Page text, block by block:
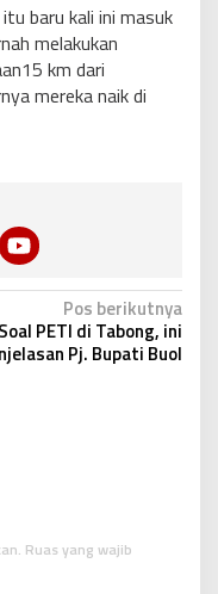
baru kali ini masuk
melakukan
km dari
mereka naik di
Pos berikutnya
Soal PETI di Tabong, ini
Pj. Bupati Buol
Ruas yang wajib